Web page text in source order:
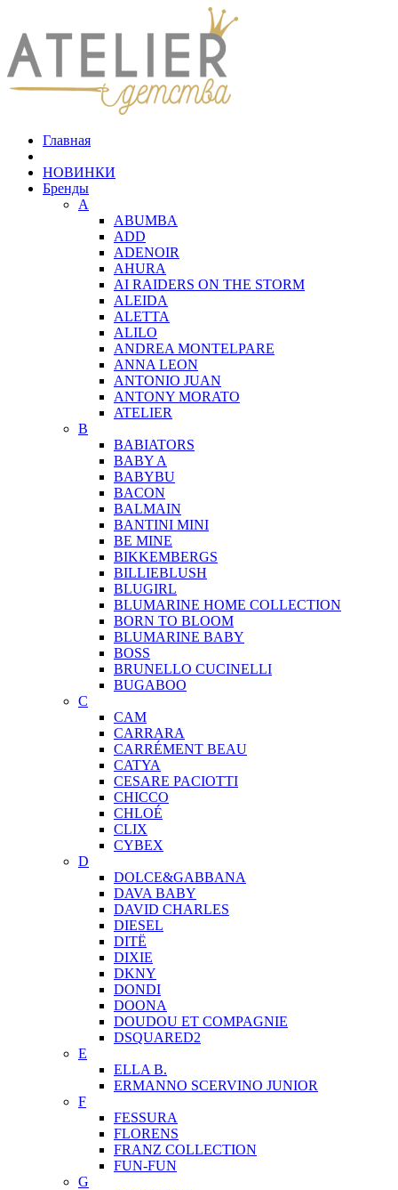
Главная
НОВИНКИ
Бренды
A
ABUMBA
ADD
ADENOIR
AHURA
AI RAIDERS ON THE STORM
ALEIDA
ALETTA
ALILO
ANDREA MONTELPARE
ANNA LEON
ANTONIO JUAN
ANTONY MORATO
ATELIER
B
BABIATORS
BABY A
BABYBU
BACON
BALMAIN
BANTINI MINI
BE MINE
BIKKEMBERGS
BILLIEBLUSH
BLUGIRL
BLUMARINE HOME COLLECTION
BORN TO BLOOM
BLUMARINE BABY
BOSS
BRUNELLO CUCINELLI
BUGABOO
C
CAM
CARRARA
CARRÉMENT BEAU
CATYA
CESARE PACIOTTI
CHICCO
CHLOÉ
CLIX
CYBEX
D
DOLCE&GABBANA
DAVA BABY
DAVID CHARLES
DIESEL
DITЁ
DIXIE
DKNY
DONDI
DOONA
DOUDOU ET COMPAGNIE
DSQUARED2
E
ELLA B.
ERMANNO SCERVINO JUNIOR
F
FESSURA
FLORENS
FRANZ COLLECTION
FUN-FUN
G